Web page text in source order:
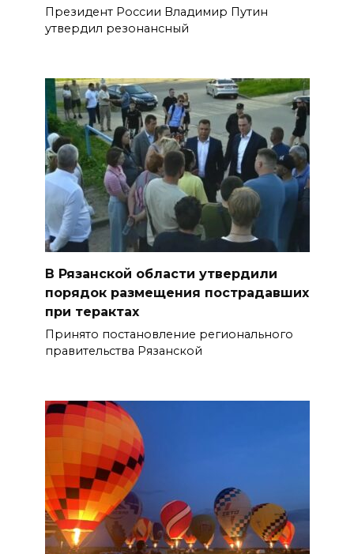
Президент России Владимир Путин
утвердил резонансный
В Рязанской области утвердили
порядок размещения пострадавших
при терактах
Принято постановление регионального
правительства Рязанской